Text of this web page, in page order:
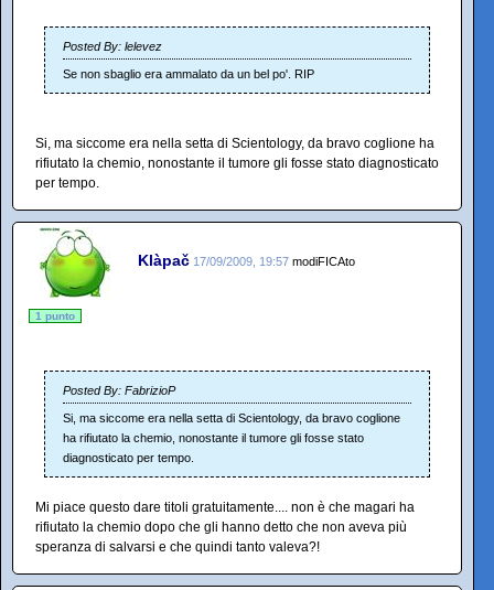
Posted By: lelevez
Se non sbaglio era ammalato da un bel po'. RIP
Si, ma siccome era nella setta di Scientology, da bravo coglione ha
rifiutato la chemio, nonostante il tumore gli fosse stato diagnosticato
per tempo.
Klàpač 17/09/2009, 19:57 modiFICAto
1 punto
Posted By: FabrizioP
Si, ma siccome era nella setta di Scientology, da bravo coglione
ha rifiutato la chemio, nonostante il tumore gli fosse stato
diagnosticato per tempo.
Mi piace questo dare titoli gratuitamente.... non è che magari ha
rifiutato la chemio dopo che gli hanno detto che non aveva più
speranza di salvarsi e che quindi tanto valeva?!